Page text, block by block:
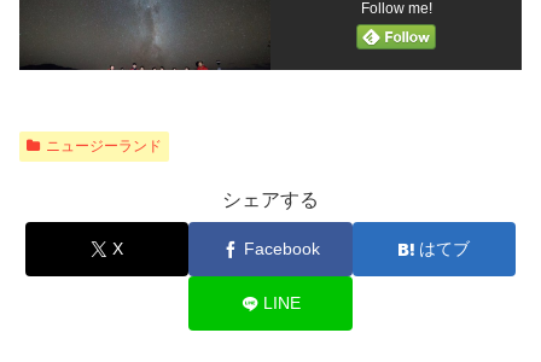
Follow me!
ニュージーランド
シェアする
X Facebook はてブ
LINE